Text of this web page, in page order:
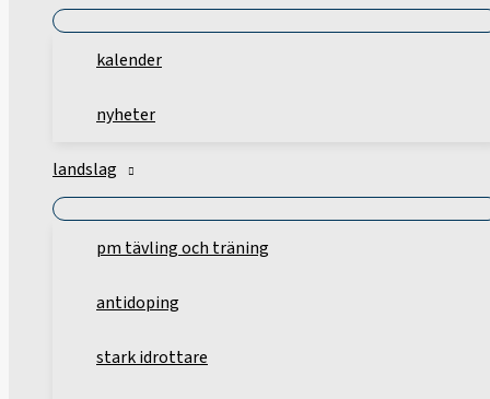
kalender
nyheter
landslag
pm tävling och träning
antidoping
stark idrottare